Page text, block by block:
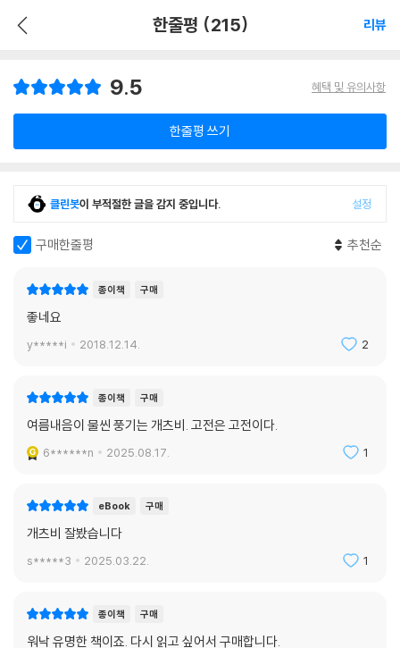
한줄평 (215) 리뷰
9.5 혜택 및 유의사항
한줄평 쓰기
클린봇이 부적절한 글을 감지 중입니다. 설정
구매한줄평 추천순
종이책 구매
좋네요
y*****i 2018.12.14. 2
종이책 구매
여름내음이 물씬 풍기는 개츠비. 고전은 고전이다.
6******n 2025.08.17. 1
eBook 구매
개츠비 잘봤습니다
s*****3 2025.03.22. 1
종이책 구매
워낙 유명한 책이죠. 다시 읽고 싶어서 구매합니다.